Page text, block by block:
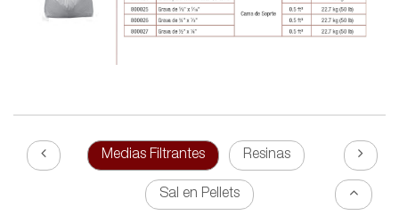
Medias Filtrantes Resinas
Sal en Pellets